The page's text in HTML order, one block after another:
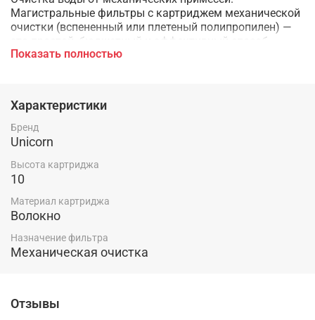
Магистральные фильтры с картриджем механической
очистки (вспененный или плетеный полипропилен) —
это простой, бюджетный и эффективный способ
защиты бытового оборудования и сантехнических
замены (не реже 1 раза в 6 месяцев)
Показать полностью
Характеристики
Бренд
Unicorn
Высота картриджа
10
Материал картриджа
Волокно
Назначение фильтра
Механическая очистка
Отзывы